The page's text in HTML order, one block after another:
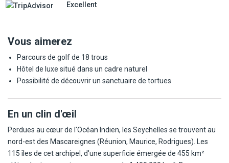
Excellent
Vous aimerez
Parcours de golf de 18 trous
Hôtel de luxe situé dans un cadre naturel
Possibilité de découvrir un sanctuaire de tortues
En un clin d'œil
Perdues au cœur de l'Océan Indien, les Seychelles se trouvent au
nord-est des Mascareignes (Réunion, Maurice, Rodrigues). Les
115 îles de cet archipel, d'une superficie émergée de 455 km²